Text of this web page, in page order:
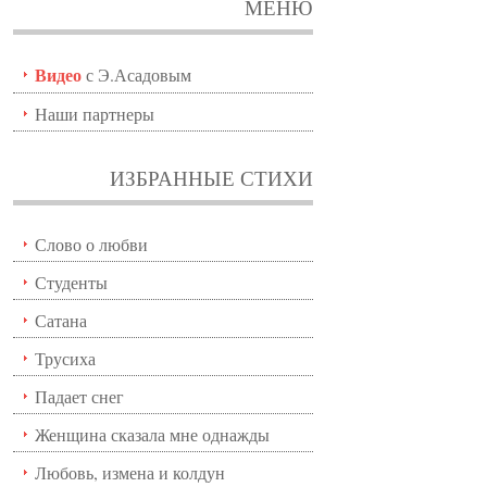
МЕНЮ
Видеос Э.Асадовым
Наши партнеры
ИЗБРАННЫЕ СТИХИ
Слово о любви
Студенты
Сатана
Трусиха
Падает снег
Женщина сказала мне однажды
Любовь, измена и колдун